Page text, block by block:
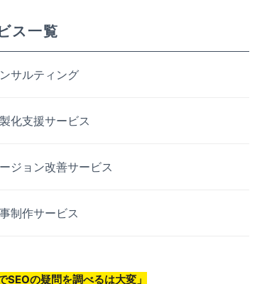
ス一覧
サルティング
化支援サービス
ジョン改善サービス
制作サービス
SEOの疑問を調べるは大変」